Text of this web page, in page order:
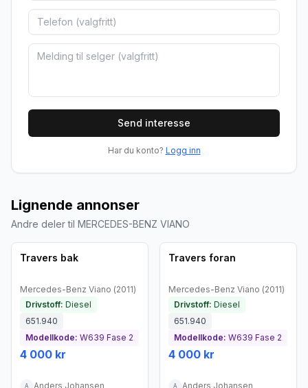
Send interesse
Har du konto? Logg inn
Lignende annonser
Andre deler til MERCEDES-BENZ VIANO
Brukt - god tilstand
Travers bak
Mercedes-Benz Viano (2011)
Drivstoff: Diesel
651.940
Modellkode: W639 Fase 2
4 000 kr
A Anders Johansen
Travers foran
Mercedes-Benz Viano (2011)
Drivstoff: Diesel
651.940
Modellkode: W639 Fase 2
4 000 kr
A Anders Johansen